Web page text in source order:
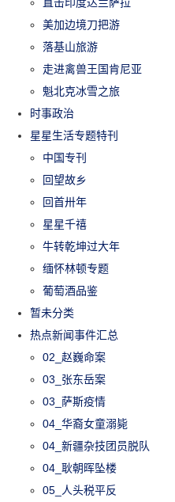
美加边境刀把游
落基山旅游
走进禽兽王国肯尼亚
魁北克冰雪之旅
时事政治
星星生活专题特刊
中国专刊
回望故乡
回首卅年
星星千禧
牛转乾坤过大年
缅怀林顿专题
葡萄酒品鉴
暂未分类
热点新闻事件汇总
02_赵巍命案
03_张东岳案
03_萨斯疫情
04_华裔女童溺毙
04_新疆杂技团员脱队
04_耿朝晖坠楼
05_人头税平反